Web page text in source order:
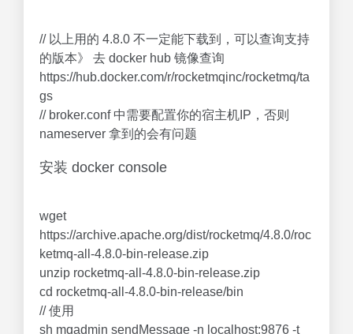
// 以上用的 4.8.0 不一定能下载到，可以查询支持
的版本》 去 docker hub 镜像查询
https://hub.docker.com/r/rocketmqinc/rocketmq/ta
gs
// broker.conf 中需要配置你的宿主机IP，否则
nameserver 拿到的会有问题
安装 docker console
wget
https://archive.apache.org/dist/rocketmq/4.8.0/roc
ketmq-all-4.8.0-bin-release.zip
unzip rocketmq-all-4.8.0-bin-release.zip
cd rocketmq-all-4.8.0-bin-release/bin
// 使用
sh mqadmin sendMessage -n localhost:9876 -t